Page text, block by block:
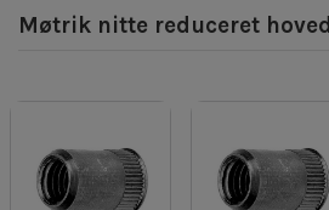
Møtrik nitte reduceret hoved